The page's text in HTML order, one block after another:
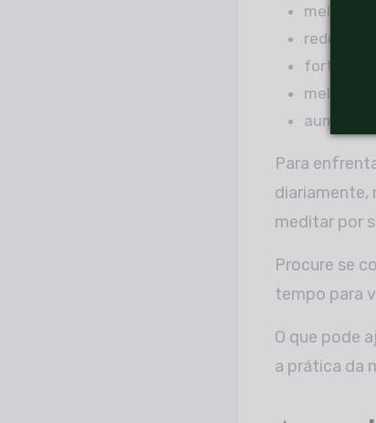
melhora
redução
melhora
aumento
Para
diariamente,
meditar por
Procure se
tempo para
O que pode
a prática da